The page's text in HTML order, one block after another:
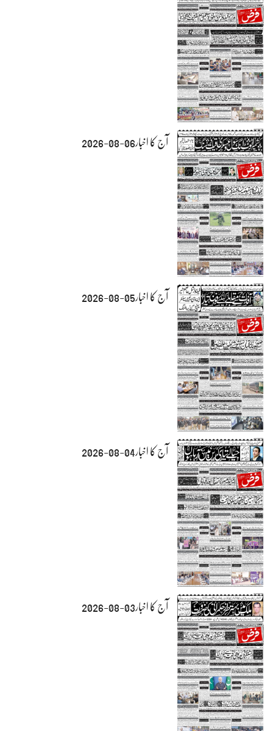
آج کا اخبار06-08-2026
آج کا اخبار05-08-2026
آج کا اخبار04-08-2026
آج کا اخبار03-08-2026